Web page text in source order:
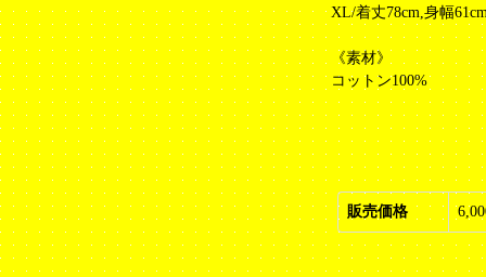
XL/着丈78cm,身幅
《素材》
コットン100%
販売価格